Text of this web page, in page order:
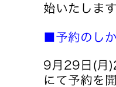
始いたします
■予約のし
9月29日(月
にて予約を